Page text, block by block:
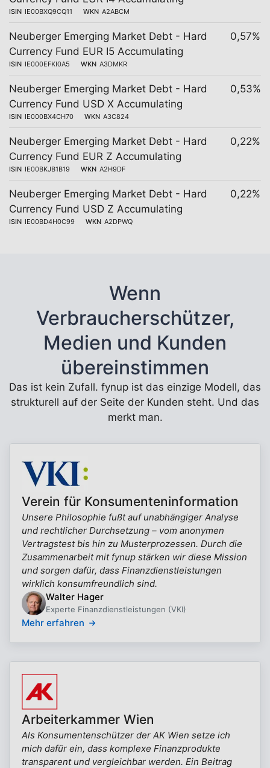
ISIN IE00BXQ9CQ11 WKN A2ABCM
Neuberger Emerging Market Debt - Hard
Currency Fund EUR I5 Accumulating
ISIN IE000EFKI0A5 WKN A3DMKR
0,57%
Neuberger Emerging Market Debt - Hard
Currency Fund USD X Accumulating
ISIN IE000BX4CH70 WKN A3C824
0,53%
Neuberger Emerging Market Debt - Hard
Currency Fund EUR Z Accumulating
ISIN IE00BKJB1B19 WKN A2H9DF
0,22%
Neuberger Emerging Market Debt - Hard
Currency Fund USD Z Accumulating
ISIN IE00BD4H0C99 WKN A2DPWQ
0,22%
Wenn
Verbraucherschützer,
Medien und Kunden
übereinstimmen
Das ist kein Zufall. fynup ist das einzige Modell, das
strukturell auf der Seite der Kunden steht. Und das
merkt man.
Verein für Konsumenteninformation
Unsere Philosophie fußt auf unabhängiger Analyse
und rechtlicher Durchsetzung – vom anonymen
Vertragstest bis hin zu Musterprozessen. Durch die
Zusammenarbeit mit fynup stärken wir diese Mission
und sorgen dafür, dass Finanzdienstleistungen
wirklich konsumfreundlich sind.
Walter Hager
Experte Finanzdienstleistungen (VKI)
Mehr erfahren
Arbeiterkammer Wien
Als Konsumentenschützer der AK Wien setze ich
mich dafür ein, dass komplexe Finanzprodukte
transparent und vergleichbar werden. Ein Beitrag